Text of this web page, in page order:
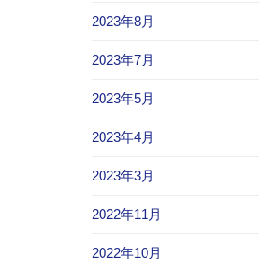
2023年8月
2023年7月
2023年5月
2023年4月
2023年3月
2022年11月
2022年10月